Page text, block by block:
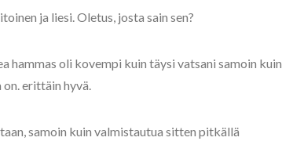
ja liesi. Oletus, josta sain sen?
hammas oli kovempi kuin täysi vatsani samoin kuin
erittäin hyvä.
samoin kuin valmistautua sitten pitkällä